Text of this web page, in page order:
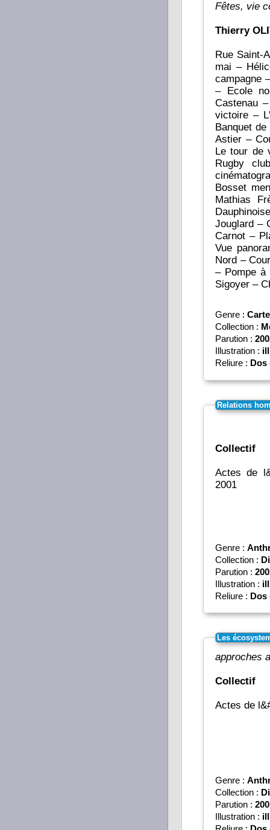
Fêtes, vie
Thierry
Rue Saint-
mai –
campagne
– Ecole
Castenau
victoire –
Banquet
Astier –
Le tour de
Rugby
Bosset
Mathias
Jouglard –
Carnot –
Vue
Nord –
– Pompe à
Sigoyer –
Genre :
Collection :
Parution :
Illustration :
Reliure : Dos
Relations
Collectif
Actes de
2001
Genre :
Collection :
Parution :
Illustration :
Reliure : Dos
Les
approches
Collectif
Actes de
Genre :
Collection :
Parution :
Illustration :